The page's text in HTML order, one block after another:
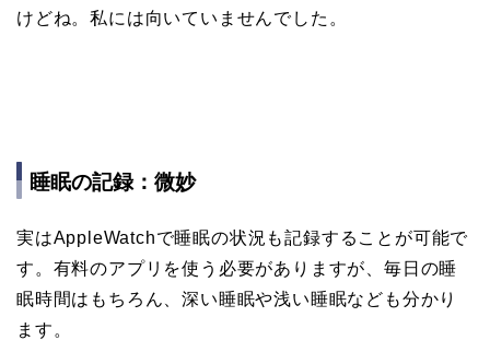
けどね。私には向いていませんでした。
睡眠の記録：微妙
実はAppleWatchで睡眠の状況も記録することが可能で
す。有料のアプリを使う必要がありますが、毎日の睡
眠時間はもちろん、深い睡眠や浅い睡眠なども分かり
ます。